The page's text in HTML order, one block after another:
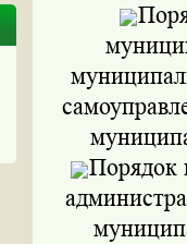
Порядок